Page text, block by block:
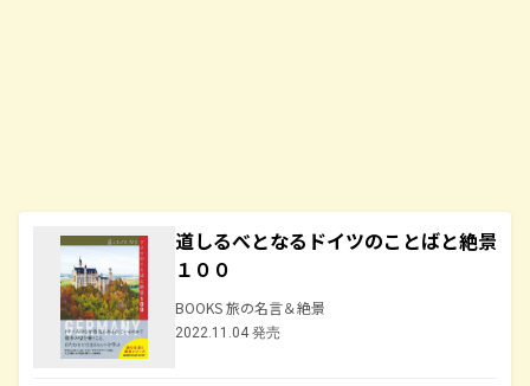
道しるべとなるドイツのことばと絶景
１００
BOOKS 旅の名言＆絶景
2022.11.04 発売